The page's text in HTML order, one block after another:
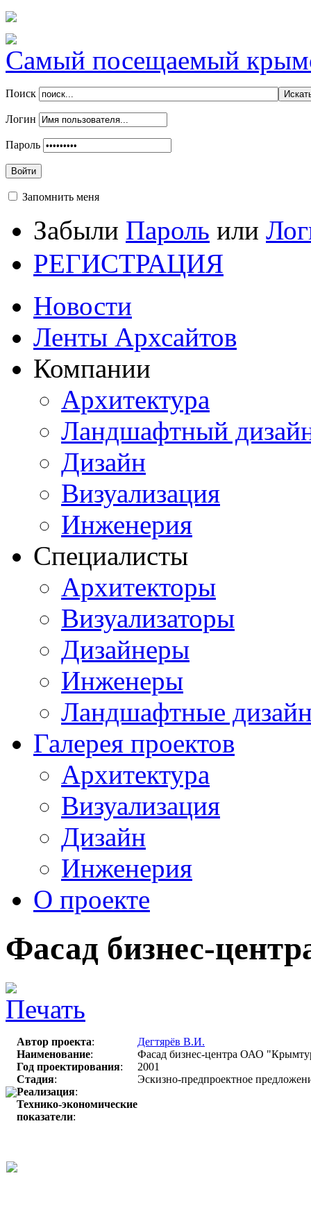
Самый посещаемый
Поиск
Логин
Пароль
Войти
Запомнить меня
Забыли Пароль или
РЕГИСТРАЦИЯ
Новости
Ленты Архсайтов
Компании
Архитектура
Ландшафтный
Дизайн
Визуализация
Инженерия
Специалисты
Архитекторы
Визуализаторы
Дизайнеры
Инженеры
Ландшафтные
Галерея проектов
Архитектура
Визуализация
Дизайн
Инженерия
О проекте
Фасад бизнес-
Автор проекта:
Дегтярёв В.И.
Наименование:
Фасад бизнес-центра ОАО
Год проектирования:
2001
Стадия:
Эскизно-предпроектное
Реализация:
Технико-экономические
показатели: